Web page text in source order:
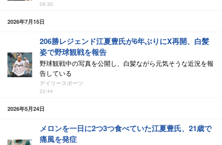
06:30
2026年7月15日
206勝レジェンド江夏豊氏が6年ぶりにX再開、白髪
姿で野球観戦を報告
野球観戦中の写真を公開し、白髪ながら元気そうな近況を報
告している
デイリースポーツ
22:44
2026年5月24日
メロンを一日に2つ3つ食べていた江夏豊氏、21歳で
痛風を発症